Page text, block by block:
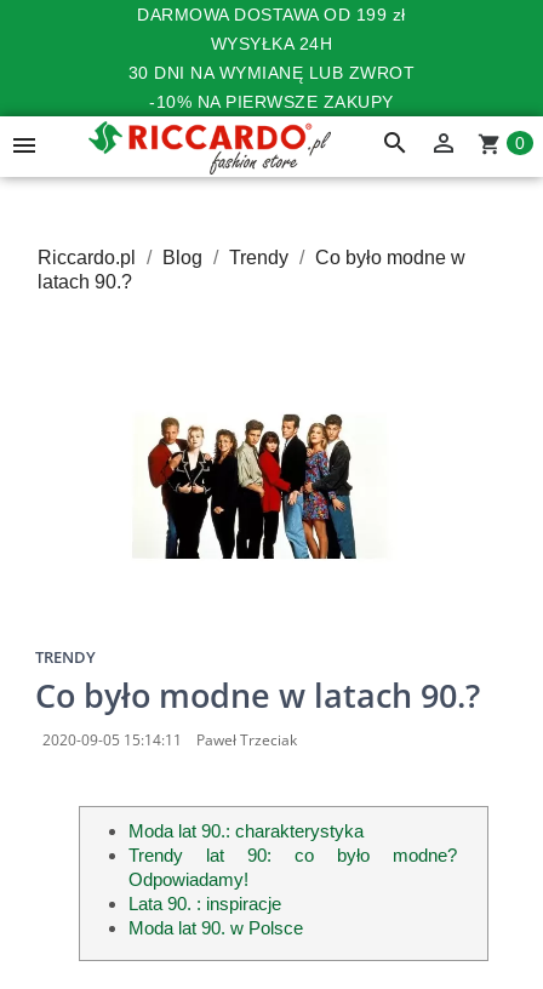
DARMOWA DOSTAWA OD 199 zł
WYSYŁKA 24H
30 DNI NA WYMIANĘ LUB ZWROT
-10% NA PIERWSZE ZAKUPY
 search  shopping_cart 0
Riccardo.pl Blog Trendy
Co było modne w
latach 90.?
TRENDY
Co było modne w latach 90.?
2020-09-05 15:14:11 Paweł Trzeciak
Moda lat 90.: charakterystyka
Trendy lat 90: co było modne?
Odpowiadamy!
Lata 90. : inspiracje
Moda lat 90. w Polsce